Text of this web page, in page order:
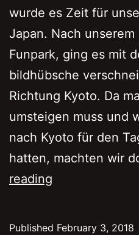
wurde es Zeit für
Japan. Nach
Funpark, ging es mit
bildhübsche
Richtung Kyoto. Da
umsteigen muss und
nach Kyoto für den
hatten, machten wir
reading
Published February 3, 2018